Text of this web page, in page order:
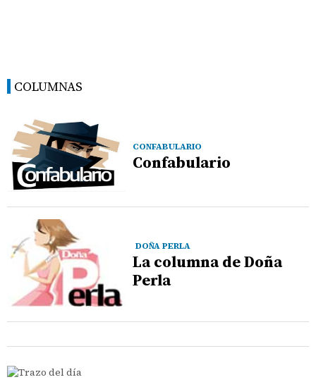
COLUMNAS
CONFABULARIO
Confabulario
DOÑA PERLA
La columna de Doña
Perla